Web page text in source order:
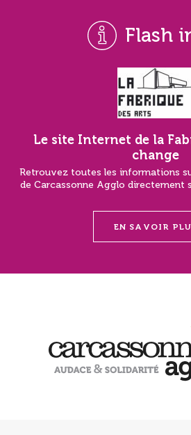
Flash
Le site Internet de la
change
Retrouvez toutes les informations
de Carcassonne Agglo directement
EN SAVOIR